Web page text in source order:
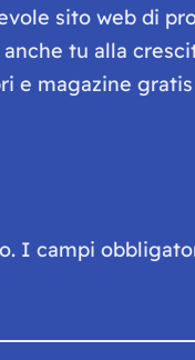
sito web di
tu alla
e magazine
I campi